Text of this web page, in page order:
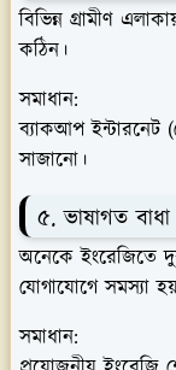
বিভিন্ন গ্রামীণ
কঠিন।
সমাধান:
ব্যাকআপ ইন্টারনেট
সাজানো।
৫. ভাষাগত বাধা
অনেকে ইংরেজিতে
যোগাযোগে সমস্যা
সমাধান: